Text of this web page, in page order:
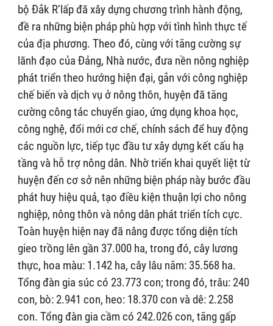
bộ Đắk R’lấp đã xây dựng chương trình hành động,
đề ra những biện pháp phù hợp với tình hình thực tế
của địa phương. Theo đó, cùng với tăng cường sự
lãnh đạo của Đảng, Nhà nước, đưa nền nông nghiệp
phát triển theo hướng hiện đại, gắn với công nghiệp
chế biến và dịch vụ ở nông thôn, huyện đã tăng
cường công tác chuyển giao, ứng dụng khoa học,
công nghệ, đổi mới cơ chế, chính sách để huy động
các nguồn lực, tiếp tục đầu tư xây dựng kết cấu hạ
tầng và hỗ trợ nông dân. Nhờ triển khai quyết liệt từ
huyện đến cơ sở nên những biện pháp này bước đầu
phát huy hiệu quả, tạo điều kiện thuận lợi cho nông
nghiệp, nông thôn và nông dân phát triển tích cực.
Toàn huyện hiện nay đã nâng được tổng diện tích
gieo trồng lên gần 37.000 ha, trong đó, cây lương
thực, hoa màu: 1.142 ha, cây lâu năm: 35.568 ha.
Tổng đàn gia súc có 23.773 con; trong đó, trâu: 240
con, bò: 2.941 con, heo: 18.370 con và dê: 2.258
con. Tổng đàn gia cầm có 242.026 con, tăng gấp